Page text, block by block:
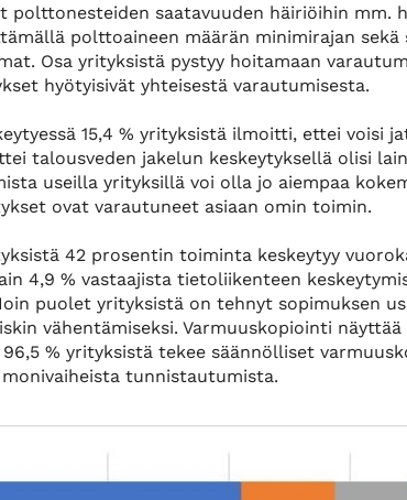
polttonesteiden saatavuuden häiriöihin mm.
polttoaineen määrän minimirajan
Osa yrityksistä pystyy hoitamaan
hyötyisivät yhteisestä varautumisesta.
15,4 % yrityksistä ilmoitti, ettei voisi
talousveden jakelun keskeytyksellä olisi
useilla yrityksillä voi olla jo aiempaa
ovat varautuneet asiaan omin toimin.
42 prosentin toiminta keskeytyy
4,9 % vastaajista tietoliikenteen
puolet yrityksistä on tehnyt sopimuksen
vähentämiseksi. Varmuuskopiointi
% yrityksistä tekee säännölliset
tunnistautumista.